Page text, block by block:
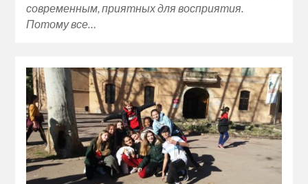
современным, приятных для восприятия.
Потому все…